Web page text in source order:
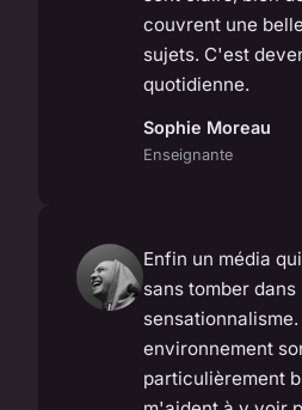
couvrent une
sujets. C'est
quotidienne.
Sophie Moreau
Enseignante
Enfin un média
sans tomber dans
environnement
particulièrement